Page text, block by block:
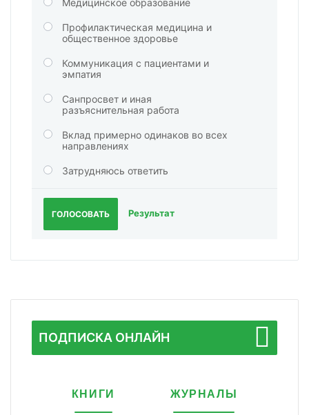
Профилактическая медицина и
общественное здоровье
Коммуникация с пациентами и
эмпатия
Санпросвет и иная
разъяснительная работа
Вклад примерно одинаков во всех
направлениях
Затрудняюсь ответить
ГОЛОСОВАТЬ Результат
ПОДПИСКА ОНЛАЙН
КНИГИ ЖУРНАЛЫ